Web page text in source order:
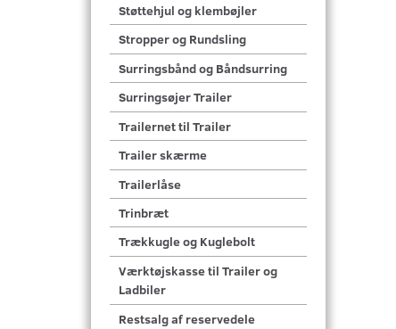
Støttehjul og klembøjler
Stropper og Rundsling
Surringsbånd og Båndsurring
Surringsøjer Trailer
Trailernet til Trailer
Trailer skærme
Trailerlåse
Trinbræt
Trækkugle og Kuglebolt
Værktøjskasse til Trailer og
Ladbiler
Restsalg af reservedele